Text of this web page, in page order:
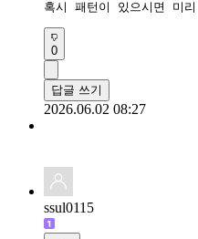
혹시 패턴이 있으시면 미
0
답글 쓰기
2026.06.02 08:27
ssul0115